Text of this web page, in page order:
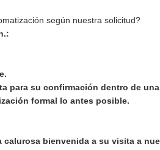
según nuestra solicitud?
para su confirmación dentro de una
formal lo antes posible.
bienvenida a su visita a